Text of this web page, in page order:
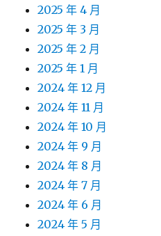
2025 年 4 月
2025 年 3 月
2025 年 2 月
2025 年 1 月
2024 年 12 月
2024 年 11 月
2024 年 10 月
2024 年 9 月
2024 年 8 月
2024 年 7 月
2024 年 6 月
2024 年 5 月